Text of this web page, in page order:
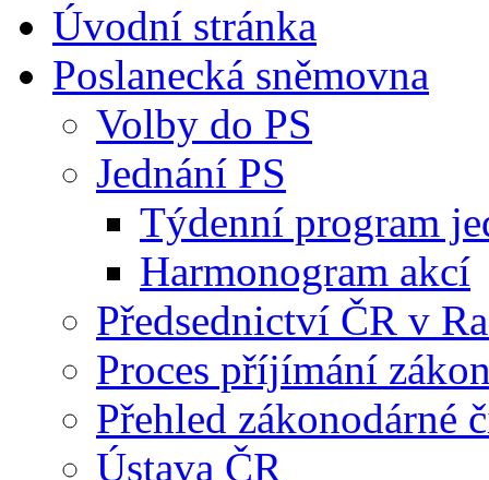
Úvodní stránka
Poslanecká sněmovna
Volby do PS
Jednání PS
Týdenní program
Harmonogram akcí
Předsednictví ČR v
Proces příjímání
Přehled zákonodárné
Ústava ČR